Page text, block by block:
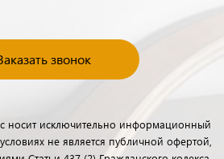
звонок
носит исключительно информационный
не является публичной офертой,